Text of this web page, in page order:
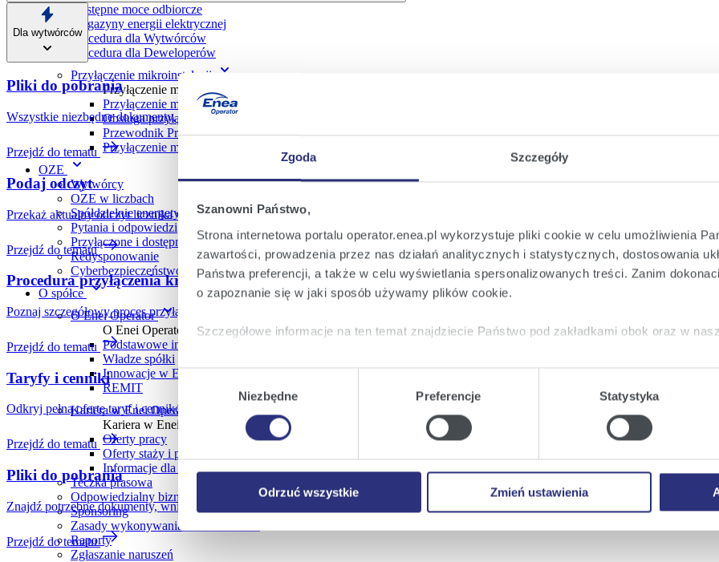
Zgoda Szczegóły
Szanowni Państwo,
Strona internetowa portalu operator.enea.pl wykorzystuje pliki cookie w celu umożliwienia
zawartości, prowadzenia przez nas działań analitycznych i statystycznych, dostosowania
Państwa preferencji, a także w celu wyświetlania spersonalizowanych treści. Zanim
o zapoznanie się w jaki sposób używamy plików cookie.
Szczegółowe informacje na ten temat znajdziecie Państwo pod zakładkami obok oraz w
KlikającAkceptuję wszystkiewyrażają Państwo zgodę na umieszczenie wszystkich
których korzystamy, na Państwa urządzeniu.
Zmień ustawienia
, możecie Państwo wybrać jakie rodzaje plików cookie
urządzeniu.
Wybór
Niezbędne Preferencje Statystyka
Odrzuć wszystkie Zmień ustawienia
Dostępne moce odbiorcze
Magazyny energii elektrycznej
Procedura dla Wytwórc ów
Procedura dla Deweloperów
Przyłączenie mikroinstalacji
Przyłączenie mikroinstalacji
Przyłączenie mikroinstalacji w trybie zgłoszenia
Obsługa przyłączania mikroinstalacji
Przewodnik Prosumenta w gospodarstwie domowym
Przyłączenie mikroinstalacji w trybie z określeniem warunków przyłączenia
OZE
Wytwórcy
OZE w liczbach
Spółdzielnie energetyczne
Pytania i odpowiedzi
Przyłączone i dostępne moce OZE
Redysponowanie
Cyberbezpieczeństwo
O spółce
O Enei Operator
O Enei Operator
Podstawowe informacje
Władze spółki
Innowacje w Enei Operator
REMIT
Kariera w Enei Operator
Kariera w Enei Operator
Oferty pracy
Oferty staży i praktyk
Informacje dla uczniów i studentów
Teczka prasowa
Odpowiedzialny biznes
Sponsoring
Zasady wykonywania lotów dronami
Raporty
Zgłaszanie naruszeń
Dla wytwórców
Pliki do pobrania
Wszystkie niezbędne dokumenty, formularze i materiały informacyjne - gotowe do pobrania w każdej chwili.
Przejdź do tematu
Podaj odczyt
Przekaż aktualny odczyt licznika w prosty sposób. Skorzystaj z formularza online, by uniknąć formalności i oszczędzić czas.
Przejdź do tematu
Procedura przyłączenia krok po kroku
Poznaj szczegółowy proces przyłączania do sieci Enea. Dowiedz się, jakie dokumenty złożyć, jakie są etapy realizacji i czego możesz
Przejdź do tematu
Taryfy i cenniki
Odkryj pełną ofertę taryf i cenników Enea dla domu. Wszystkie szczegóły o kosztach dostaw energii w jednym miejscu.
Przejdź do tematu
Pliki do pobrania
Znajdź potrzebne dokumenty, wnioski oraz instrukcje. Pobierz materiały ułatwiające zgłoszenia, przyłączenia i zarządzanie dostawą energii.
Przejdź do tematu